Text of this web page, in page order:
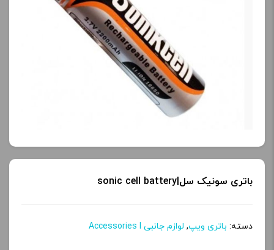
آخرین بروزرسانی
تمامی قیمت ها بروز
باتری سونیک سل|sonic cell battery
دسته: باتری ویپ, لوازم جانبی Accessories l